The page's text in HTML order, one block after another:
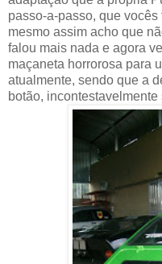
passo-a-passo, que
mesmo assim acho que
falou mais nada e agora
maçaneta horrorosa para
atualmente, sendo que a
botão,